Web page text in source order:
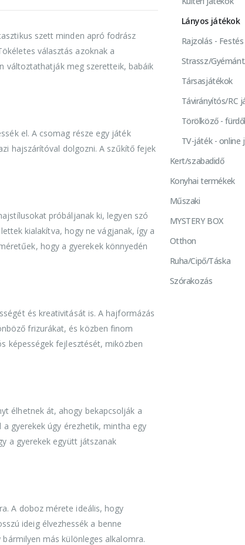
szett minden apró fodrász
választás azoknak a
változtathatják meg szeretteik, babáik
el. A csomag része egy játék
hajszárítóval dolgozni. A szűkítő fejek
próbáljanak ki, legyen szó
kialakítva, hogy ne vágjanak, így a
hogy a gyerekek könnyedén
és kreativitását is. A hajformázás
frizurákat, és közben finom
képességek fejlesztését, miközben
élhetnek át, ahogy bekapcsolják a
gyerekek úgy érezhetik, mintha egy
a gyerekek együtt játszanak
A doboz mérete ideális, hogy
ideig élvezhessék a benne
más különleges alkalomra.
Lányos játékok
Rajzolás - Festés
Strassz/
Társasjátékok
Távirányítós/RC
Törölköző -
TV-játék - online
Kert/szabadidő
Konyhai termékek
Műszaki
MYSTERY BOX
Otthon
Ruha/Cipő/Táska
Szórakozás